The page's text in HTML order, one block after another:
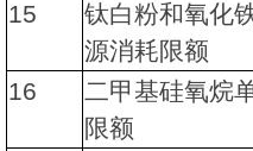
15
钛白粉和氧化
源消耗限额
16
二甲基硅氧烷
限额